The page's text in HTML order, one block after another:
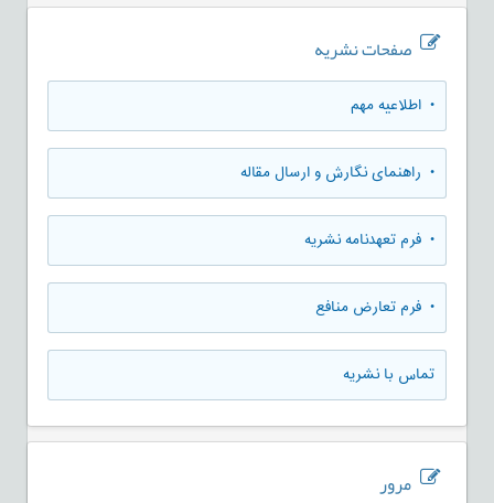
صفحات نشریه
• اطلاعیه مهم
• راهنمای نگارش و ارسال مقاله
• فرم تعهدنامه نشریه
• فرم تعارض منافع
تماس با نشریه
مرور